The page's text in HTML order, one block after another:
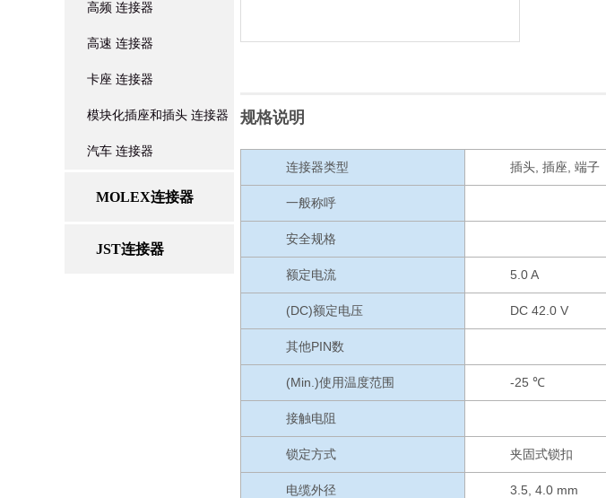
高频 连接器
高速 连接器
卡座 连接器
模块化插座和插头 连接器
汽车 连接器
MOLEX连接器
JST连接器
规格说明
连接器类型 插头, 插座, 端子
一般称呼
安全规格
额定电流 5.0 A
(DC)额定电压 DC 42.0 V
其他PIN数
(Min.)使用温度范围 -25 ℃
接触电阻
锁定方式 夹固式锁扣
电缆外径 3.5, 4.0 mm